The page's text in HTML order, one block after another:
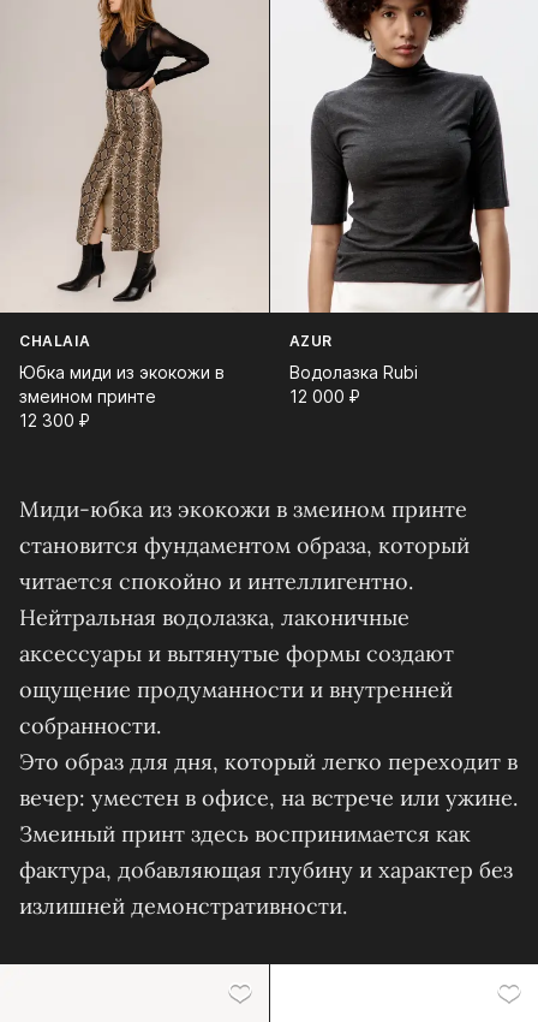
CHALAIA
Юбка миди из экокожи в
змеином принте
12 300⁠ ⁠₽
AZUR
Водолазка Rubi
12 000⁠ ⁠₽
Миди-юбка из экокожи в змеином принте
становится фундаментом образа, который
читается спокойно и интеллигентно.
Нейтральная водолазка, лаконичные
аксессуары и вытянутые формы создают
ощущение продуманности и внутренней
собранности.
Это образ для дня, который легко переходит в
вечер: уместен в офисе, на встрече или ужине.
Змеиный принт здесь воспринимается как
фактура, добавляющая глубину и характер без
излишней демонстративности.